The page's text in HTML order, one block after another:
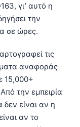
γι’ αυτό η
την
σε ώρες.
τις
αναφοράς
15,000+
την εμπειρία
δεν είναι αν η
αν το